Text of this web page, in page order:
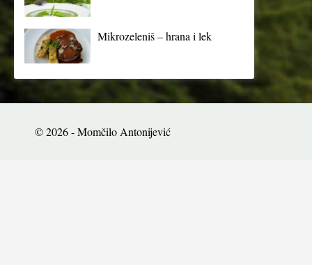
Mikrozeleniš – hrana i lek
© 2026 - Momčilo Antonijević